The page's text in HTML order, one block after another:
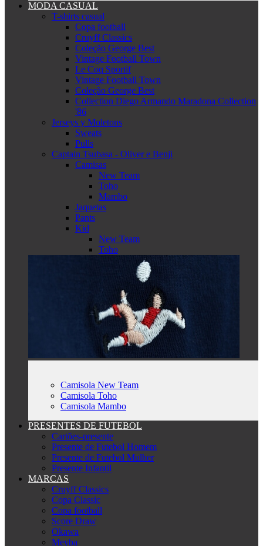
MODA CASUAL
T-shirts casual
Copa football
Cruyff Classics
Coleção George Best
Vintage Football Town
Le Coq Sportif
Vintage Football Town
Coleção George Best
Collection Diego Armando Maradona Collection
'86
Jerseys y Moletons
Sweats
Pulls
Captain Tsubasa - Oliver e Benji
Camisas
New Team
Toho
Mambo
Jaquetas
Pants
Kid
New Team
Toho
Camisola New Team
Camisola Toho
Camisola Mambo
PRESENTES DE FUTEBOL
Cartões-presente
Presente de Futebol Homem
Presente de Futebol Mulher
Presente Infantil
MARCAS
Cruyff Classics
Copa Classic
Copa football
Score Draw
Okawa
Meyba